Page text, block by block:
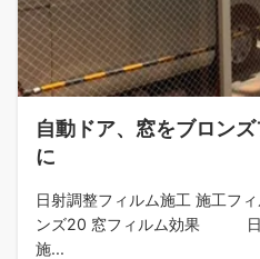
自動ドア、窓をブロン
に
日射調整フィルム施工 施
ンズ20 窓フィルム効果 日
施...